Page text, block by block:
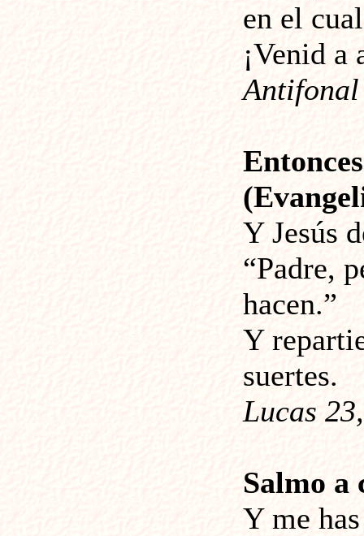
en el
¡Venid a
Y Jesús
“Padre,
hacen.”
Y
suertes.
Lucas
Salmo a
Y me